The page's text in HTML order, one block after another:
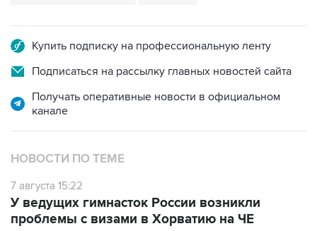
Купить подписку на профессиональную ленту
Подписаться на рассылку главных новостей сайта
Получать оперативные новости в официальном
канале
НОВОСТИ ПО ТЕМЕ
7 августа 15:22
У ведущих гимнасток России возникли
проблемы с визами в Хорватию на ЧЕ